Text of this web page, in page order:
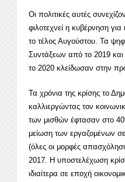
Οι πολιτικές αυτές
φιλοτεχνεί η κυβέρνηση
το τέλος Αυγούστου. Τα
Συντάξεων από το 2019
το 2020 κλείδωσαν στην
Τα χρόνια της κρίσης το
καλλιεργώντας τον
των μισθών έφτασαν στο
μείωση των εργαζομένων
(όλες οι μορφές
2017. Η υποστελέχωση
ιδιαίτερα σε εποχή